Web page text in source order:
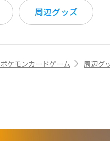
周辺グッズ
ポケモンカードゲーム 周辺グ